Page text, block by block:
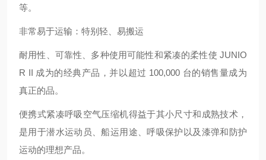
等。
非常易于运输：特别轻、易搬运
耐用性、可靠性、多种使用可能性和紧凑的柔性使 JUNIO
R II 成为的经典产品，并以超过 100,000 台的销售量成为
真正的品。
便携式紧凑呼吸空气压缩机得益于其小尺寸和成熟技术，
是用于潜水运动员、船运用途、呼吸保护以及漆弹和防护
运动的理想产品。